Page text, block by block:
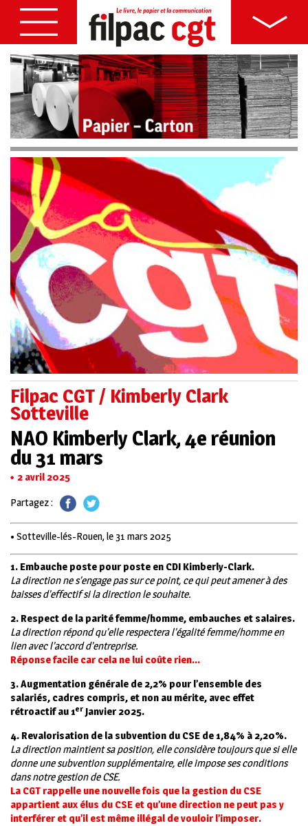
Filpac CGT / Kimberly Clark
Sotteville
NAO Kimberly Clark, 4e réunion
du 31 mars
2 avril 2025
Partagez :
• Sotteville-lés-Rouen, le 31 mars 2025
1. Embauche poste pour poste en CDI Kimberly-Clark.
La direction ne s’engage pas sur ce point, ce qui peut amener à des
baisses d’effectif si la direction le souhaite.
2. Respect de la parité femme/homme, embauches et salaires.
La direction répond qu’elle respectera l’égalité femme/homme en
lien avec l’accord d’entreprise.
Réponse facile car cela ne lui coûte rien…
3. Augmentation générale de 2,2% pour l’ensemble des
salariés, cadres compris, et non au mérite, avec effet
rétroactif au 1er Janvier 2025.
4. Revalorisation de la subvention du CSE de 1,84% à 2,20%.
La direction maintient sa position, elle considère toujours que si elle
donne une subvention supplémentaire, elle impose ses conditions
dans notre gestion de CSE.
La CGT rappelle une nouvelle fois que la gestion du CSE
appartient aux élus du CSE et qu’une direction ne peut pas y
interférer et qu’il est même illégal de vouloir l’imposer.